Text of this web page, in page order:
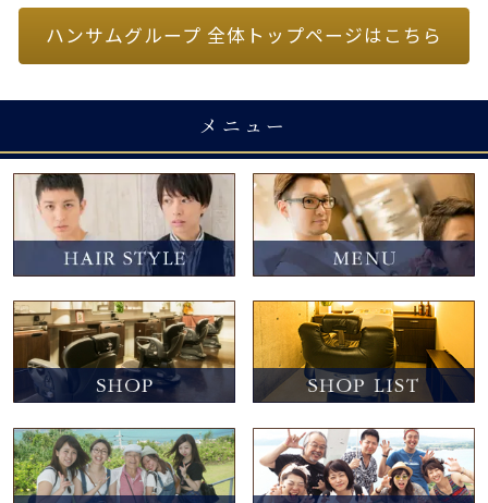
ハンサムグループ 全体トップページはこちら
メニュー